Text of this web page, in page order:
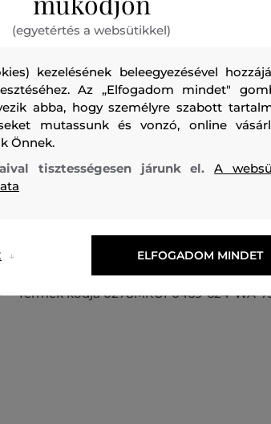
férfi pulóver, amely kerek
szabású darabot bordázott nyakrész,
A bal ujjon hímzett, decens Woolrich
gyapjúból készült, olasz kötött
és kiváló hőszabályozó
nem gyűrődik és nem szívja magába a
darab, amely stílusosan kiegészíti majd
Termék kódja0278MRUF0469-624-WA-
(egyetértés a websütikkel)
kezelésének beleegyezésével
Az „Elfogadom mindet"
abba, hogy személyre szabott
mutassunk és vonzó, online
Önnek.
tisztességesen járunk el.A
ELFOGADOM MINDET